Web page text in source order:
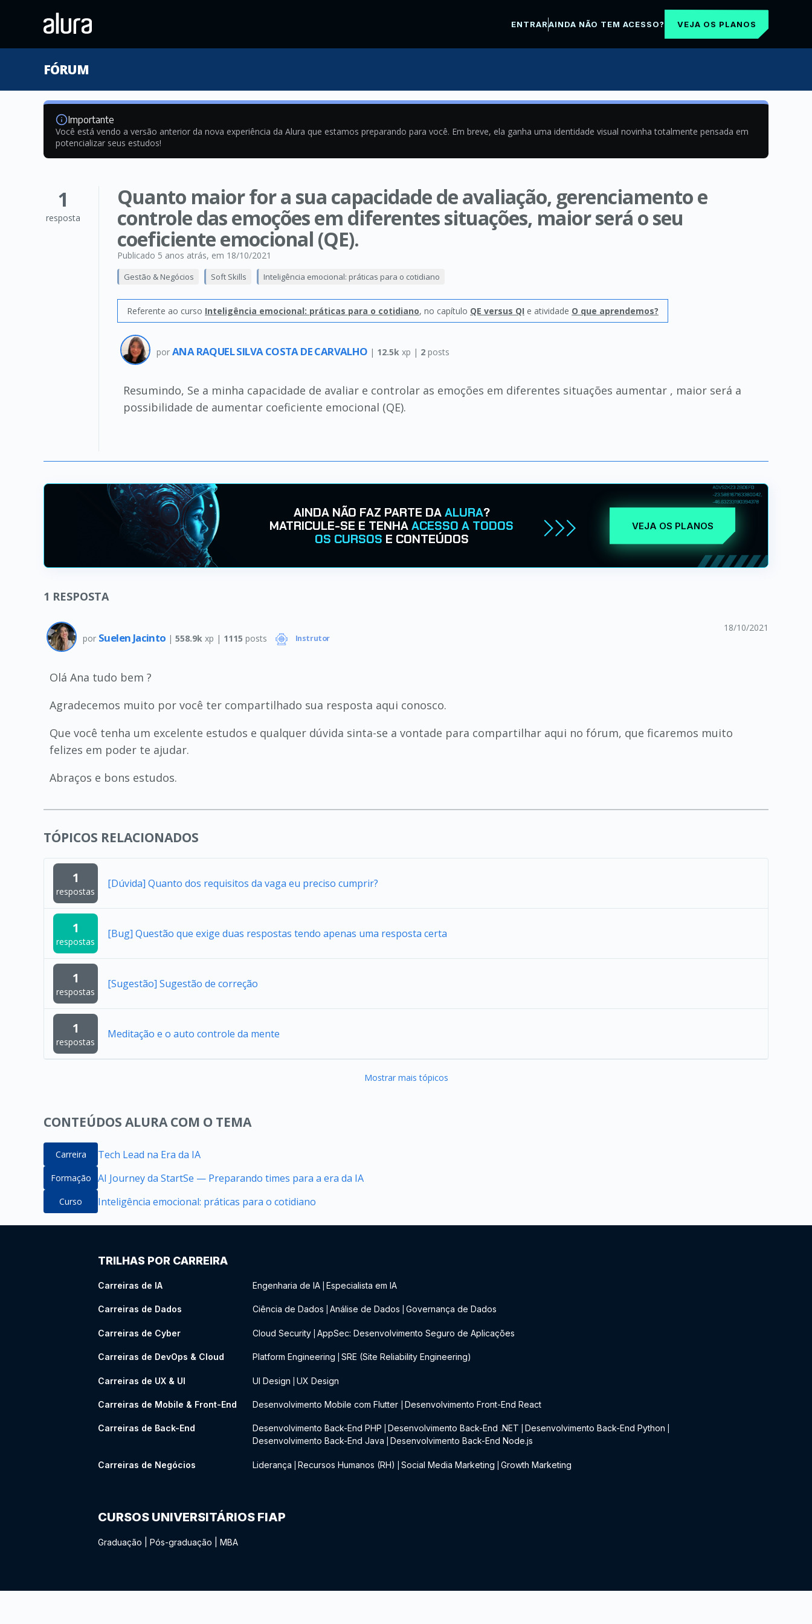
ENTRARAINDA NÃO TEM ACESSO? VEJA OS PLANOS
FÓRUM
Importante
Você está vendo a versão anterior da nova experiência da Alura que estamos preparando para você. Em breve, ela ganha uma identidade visual novinha totalmente pensada em
potencializar seus estudos!
1
resposta
Quanto maior for a sua capacidade de avaliação, gerenciamento e
controle das emoções em diferentes situações, maior será o seu
coeficiente emocional (QE).
Publicado 5 anos atrás, em 18/10/2021
Gestão & Negócios Soft Skills Inteligência emocional: práticas para o cotidiano
Referente ao curso Inteligência emocional: práticas para o cotidiano, no capítulo QE versus QI e atividade O que aprendemos?
por ANA RAQUEL SILVA COSTA DE CARVALHO | 12.5k xp | 2 posts
Resumindo, Se a minha capacidade de avaliar e controlar as emoções em diferentes situações aumentar , maior será a
possibilidade de aumentar coeficiente emocional (QE).
AINDA NÃO FAZ PARTE DAALURA?
MATRICULE-SE E TENHAACESSO A TODOS
OS CURSOS E CONTEÚDOS
VEJA OS PLANOS
1 RESPOSTA
por Suelen Jacinto | 558.9k xp | 1115 posts Instrutor
18/10/2021
Olá Ana tudo bem ?
Agradecemos muito por você ter compartilhado sua resposta aqui conosco.
Que você tenha um excelente estudos e qualquer dúvida sinta-se a vontade para compartilhar aqui no fórum, que ficaremos muito
felizes em poder te ajudar.
Abraços e bons estudos.
TÓPICOS RELACIONADOS
1
respostas
[Dúvida] Quanto dos requisitos da vaga eu preciso cumprir?
1
respostas
[Bug] Questão que exige duas respostas tendo apenas uma resposta certa
1
respostas
[Sugestão] Sugestão de correção
1
respostas
Meditação e o auto controle da mente
Mostrar mais tópicos
CONTEÚDOS ALURA COM O TEMA
Carreira Tech Lead na Era da IA
Formação AI Journey da StartSe — Preparando times para a era da IA
Curso Inteligência emocional: práticas para o cotidiano
TRILHAS POR CARREIRA
Carreiras de IA Engenharia de IA Especialista em IA
Carreiras de Dados Ciência de Dados Análise de Dados Governança de Dados
Carreiras de Cyber Cloud Security AppSec: Desenvolvimento Seguro de Aplicações
Carreiras de DevOps & Cloud Platform Engineering SRE (Site Reliability Engineering)
Carreiras de UX & UI UI Design UX Design
Carreiras de Mobile & Front-End Desenvolvimento Mobile com Flutter Desenvolvimento Front-End React
Carreiras de Back-End Desenvolvimento Back-End PHP Desenvolvimento Back-End .NET Desenvolvimento Back-End Python
Desenvolvimento Back-End Java Desenvolvimento Back-End Node.js
Carreiras de Negócios Liderança Recursos Humanos (RH) Social Media Marketing Growth Marketing
CURSOS UNIVERSITÁRIOS FIAP
Graduação Pós-graduação MBA